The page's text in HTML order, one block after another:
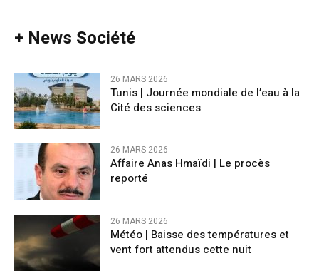
+ News Société
26 MARS 2026
Tunis | Journée mondiale de l’eau à la
Cité des sciences
26 MARS 2026
Affaire Anas Hmaïdi | Le procès
reporté
26 MARS 2026
​Météo | Baisse des températures et
vent fort attendus cette nuit